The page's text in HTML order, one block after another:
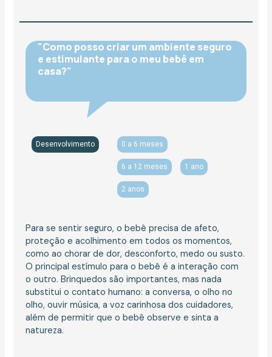
"Como posso criar um ambiente seguro
e estimulante para o meu bebê em
casa?"
Desenvolvimento 0 a 6 meses
6 a 12 meses 1 ano
2 anos
Para se sentir seguro, o bebê precisa de afeto,
proteção e acolhimento em todos os momentos,
como ao chorar de dor, desconforto, medo ou susto.
O principal estímulo para o bebê é a interação com
o outro. Brinquedos são importantes, mas nada
substitui o contato humano: a conversa, o olho no
olho, ouvir música, a voz carinhosa dos cuidadores,
além de permitir que o bebê observe e sinta a
natureza.